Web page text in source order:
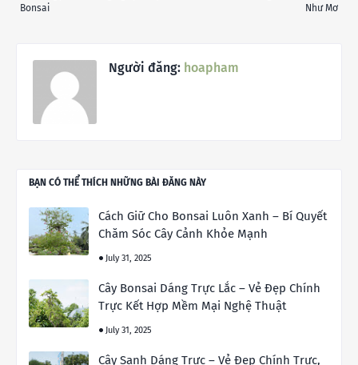
Như Mơ
Bonsai
Người đăng: hoapham
BẠN CÓ THỂ THÍCH NHỮNG BÀI ĐĂNG NÀY
Cách Giữ Cho Bonsai Luôn Xanh – Bí Quyết
Chăm Sóc Cây Cảnh Khỏe Mạnh
July 31, 2025
Cây Bonsai Dáng Trực Lắc – Vẻ Đẹp Chính
Trực Kết Hợp Mềm Mại Nghệ Thuật
July 31, 2025
Cây Sanh Dáng Trực – Vẻ Đẹp Chính Trực,